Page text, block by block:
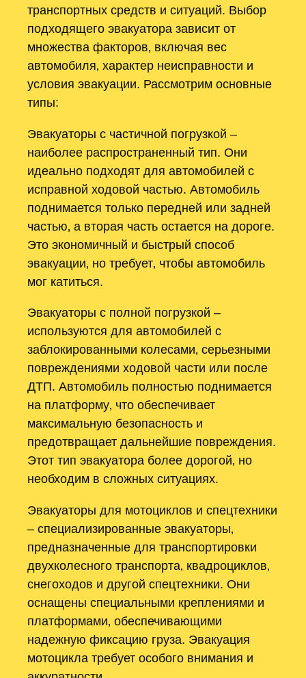
транспортных средств и ситуаций. Выбор
подходящего эвакуатора зависит от
множества факторов‚ включая вес
автомобиля‚ характер неисправности и
условия эвакуации. Рассмотрим основные
типы:
Эвакуаторы с частичной погрузкой –
наиболее распространенный тип. Они
идеально подходят для автомобилей с
исправной ходовой частью. Автомобиль
поднимается только передней или задней
частью‚ а вторая часть остается на дороге.
Это экономичный и быстрый способ
эвакуации‚ но требует‚ чтобы автомобиль
мог катиться.
Эвакуаторы с полной погрузкой –
используются для автомобилей с
заблокированными колесами‚ серьезными
повреждениями ходовой части или после
ДТП. Автомобиль полностью поднимается
на платформу‚ что обеспечивает
максимальную безопасность и
предотвращает дальнейшие повреждения.
Этот тип эвакуатора более дорогой‚ но
необходим в сложных ситуациях.
Эвакуаторы для мотоциклов и спецтехники
– специализированные эвакуаторы‚
предназначенные для транспортировки
двухколесного транспорта‚ квадроциклов‚
снегоходов и другой спецтехники. Они
оснащены специальными креплениями и
платформами‚ обеспечивающими
надежную фиксацию груза. Эвакуация
мотоцикла требует особого внимания и